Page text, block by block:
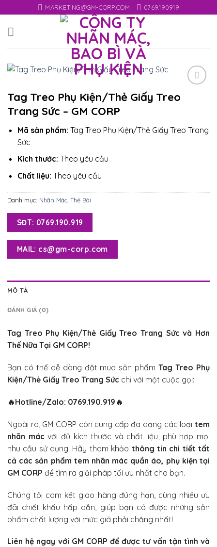
to
content
MARKETING@GM-CORP.COM 0769.190919
Tag Treo Phụ Kiện/Thẻ Giấy Treo
Trang Sức – GM CORP
Mã sản phẩm: Tag Treo Phụ Kiện/Thẻ Giấy Treo Trang
Sức
Kích thước: Theo yêu cầu
Chất liệu: Theo yêu cầu
Danh mục: Nhãn Mác Thẻ Bài
SĐT: 0769.190.919
MAIL: cs@gm-corp.com
MÔ TẢ
ĐÁNH GIÁ (0)
Tag Treo Phụ Kiện/Thẻ Giấy Treo Trang Sức và Hơn
Thế Nữa Tại GM CORP!
Bạn có thể dễ dàng đặt mua sản phẩmTag Treo Phụ
Kiện/Thẻ Giấy Treo Trang Sức chỉ với một cuộc gọi:
🔥Hotline/Zalo: 0769.190.919 🔥
Ngoài ra, GM CORP còn cung cấp đa dạng các loại tem
nhãn mác với đủ kích thước và chất liệu, phù hợp mọi
nhu cầu sử dụng. Hãy tham khảo thông tin chi tiết tất
cả các sản phẩm tem nhãn mác quần áo, phụ kiện tại
GM CORP để tìm ra giải pháp tối ưu nhất cho bạn.
Chúng tôi cam kết giao hàng đúng hạn, cùng nhiều ưu
đãi chiết khấu hấp dẫn, giúp bạn có được những sản
phẩm chất lượng với mức giá phải chăng nhất!
Liên hệ ngay với GM CORP để được tư vấn tận tình và